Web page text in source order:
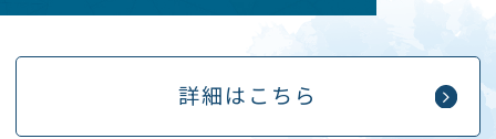
詳細はこちら